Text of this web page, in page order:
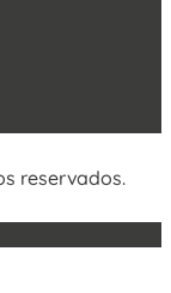
reservados.